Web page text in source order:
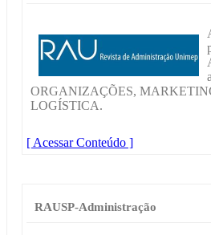
ORGANIZAÇÕES,
LOGÍSTICA.
[ Acessar Conteúdo ]
RAUSP-Administração